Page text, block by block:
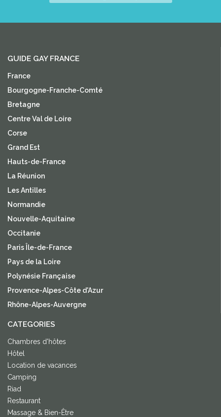
GUIDE GAY FRANCE
France
Bourgogne-Franche-Comté
Bretagne
Centre Val de Loire
Corse
Grand Est
Hauts-de-France
La Réunion
Les Antilles
Normandie
Nouvelle-Aquitaine
Occitanie
Paris Île-de-France
Pays de la Loire
Polynésie Française
Provence-Alpes-Côte d'Azur
Rhône-Alpes-Auvergne
CATEGORIES
Chambres d'hôtes
Hôtel
Location de vacances
Camping
Riad
Restaurant
Massage & Bien-Être